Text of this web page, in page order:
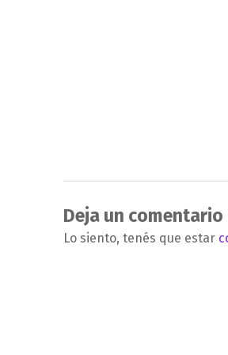
Deja un comentario
Lo siento, tenés que estar